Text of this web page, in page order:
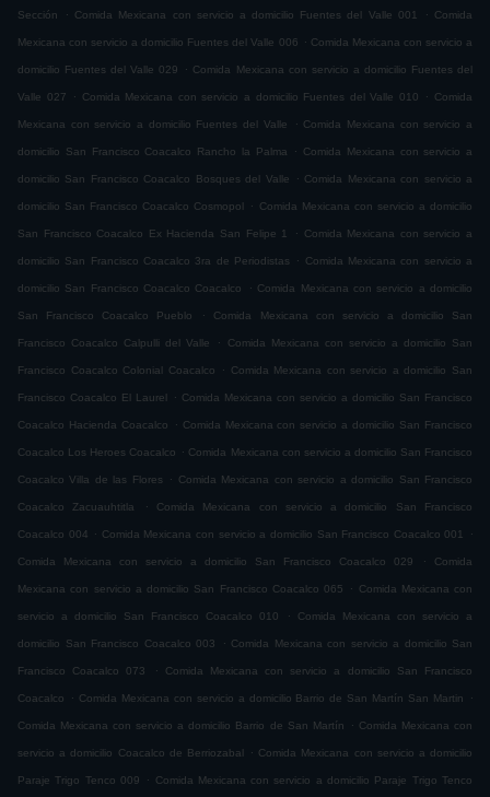
Sección . Comida Mexicana con servicio a domicilio Fuentes del Valle 001 . Comida
Mexicana con servicio a domicilio Fuentes del Valle 006 . Comida Mexicana con servicio a
domicilio Fuentes del Valle 029 . Comida Mexicana con servicio a domicilio Fuentes del
Valle 027 . Comida Mexicana con servicio a domicilio Fuentes del Valle 010 . Comida
Mexicana con servicio a domicilio Fuentes del Valle . Comida Mexicana con servicio a
domicilio San Francisco Coacalco Rancho la Palma . Comida Mexicana con servicio a
domicilio San Francisco Coacalco Bosques del Valle . Comida Mexicana con servicio a
domicilio San Francisco Coacalco Cosmopol . Comida Mexicana con servicio a domicilio
San Francisco Coacalco Ex Hacienda San Felipe 1 . Comida Mexicana con servicio a
domicilio San Francisco Coacalco 3ra de Periodistas . Comida Mexicana con servicio a
domicilio San Francisco Coacalco Coacalco . Comida Mexicana con servicio a domicilio
San Francisco Coacalco Pueblo . Comida Mexicana con servicio a domicilio San
Francisco Coacalco Calpulli del Valle . Comida Mexicana con servicio a domicilio San
Francisco Coacalco Colonial Coacalco . Comida Mexicana con servicio a domicilio San
Francisco Coacalco El Laurel . Comida Mexicana con servicio a domicilio San Francisco
Coacalco Hacienda Coacalco . Comida Mexicana con servicio a domicilio San Francisco
Coacalco Los Heroes Coacalco . Comida Mexicana con servicio a domicilio San Francisco
Coacalco Villa de las Flores . Comida Mexicana con servicio a domicilio San Francisco
Coacalco Zacuauhtitla . Comida Mexicana con servicio a domicilio San Francisco
Coacalco 004 . Comida Mexicana con servicio a domicilio San Francisco Coacalco 001 .
Comida Mexicana con servicio a domicilio San Francisco Coacalco 029 . Comida
Mexicana con servicio a domicilio San Francisco Coacalco 065 . Comida Mexicana con
servicio a domicilio San Francisco Coacalco 010 . Comida Mexicana con servicio a
domicilio San Francisco Coacalco 003 . Comida Mexicana con servicio a domicilio San
Francisco Coacalco 073 . Comida Mexicana con servicio a domicilio San Francisco
Coacalco . Comida Mexicana con servicio a domicilio Barrio de San Martín San Martin .
Comida Mexicana con servicio a domicilio Barrio de San Martín . Comida Mexicana con
servicio a domicilio Coacalco de Berriozabal . Comida Mexicana con servicio a domicilio
Paraje Trigo Tenco 009 . Comida Mexicana con servicio a domicilio Paraje Trigo Tenco